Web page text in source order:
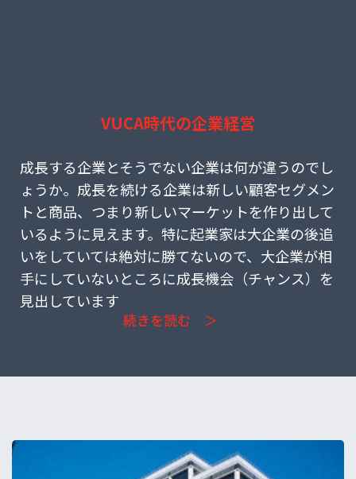
VUCA時代の企業経営
成長する企業とそうでない企業は何が違うのでし
ょうか。成長を続ける企業は新しい顧客セグメン
トと商品、つまり新しいマーケットを作り出して
いるように見えます。特に起業家は大企業の後追
いをしていては絶対に勝てないので、大企業が相
手にしていないところに成長機会（チャンス）を
見出しています
続きを読む ＞